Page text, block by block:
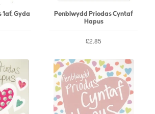
Gyda
Penblwydd Priodas Cyntaf
Hapus
£2.85